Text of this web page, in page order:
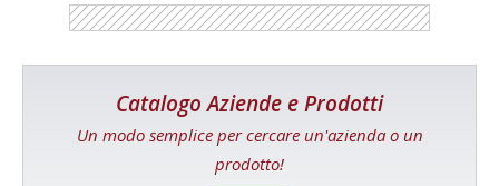
Catalogo Aziende e Prodotti
Un modo semplice per cercare un'azienda o un
prodotto!